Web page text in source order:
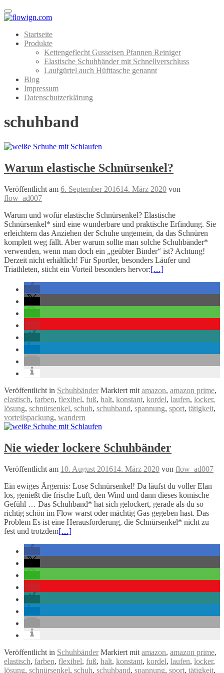
Menu
Startseite
Produkte
Kettengeflecht Gusseisen Pfannen Reiniger
Elastische Schuhbänder mit Schnellverschluss
Laufgürtel auch Hüfttasche genannt
Blog
Impressum
Datenschutzerklärung
schuhband
Warum elastische Schnürsenkel?
Veröffentlicht am 6. September 201614. März 2020 von
flow_ad007
Warum und wofür elastische Schnürsenkel? Elastische
Schnürsenkel* sind eine wunderbare und praktische Erfindung. Sie
erleichtern das Anziehen der Schuhe ungemein, da das Schnüren
komplett weg fällt. Aber warum sollte man solche Schuhbänder*
verwenden, wenn man doch ein „geübter Binder“ ist? Achtung!
Derzeit nicht erhältlich! Für Sportler, besonders Läufer und
Triathleten, sticht ein Vorteil besonders hervor:[…]
Veröffentlicht in Schuhbänder Markiert mit amazon, amazon prime,
elastisch, farben, flexibel, fuß, halt, konstant, kordel, laufen, locker,
lösung, schnürsenkel, schuh, schuhband, spannung, sport, tätigkeit,
vorteilspackung, wandern
Nie wieder lockere Schuhbänder
Veröffentlicht am 10. August 201614. März 2020 von flow_ad007
Ein ewiges Ärgernis: Lose Schnürsenkel! Da läufst du voller Elan
los, genießt die frische Luft, den Wind und dann dieses komische
Gefühl … Das Schuhband* hat sich gelockert, gerade als du so
richtig schön im Flow warst oder mächtig Gas gegeben hast. Das
Problem Es ist eine Herausforderung, die Schnürsenkel* nicht zu
fest und trotzdem[…]
Veröffentlicht in Schuhbänder Markiert mit amazon, amazon prime,
elastisch, farben, flexibel, fuß, halt, konstant, kordel, laufen, locker,
lösung, schnürsenkel, schuh, schuhband, spannung, sport, tätigkeit,